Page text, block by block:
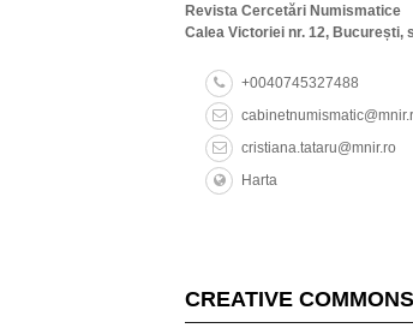
Revista Cercetări Numismatice
Calea Victoriei nr. 12, București,
+0040745327488
cristiana.tataru@mnir.ro
Harta
CREATIVE COMMONS